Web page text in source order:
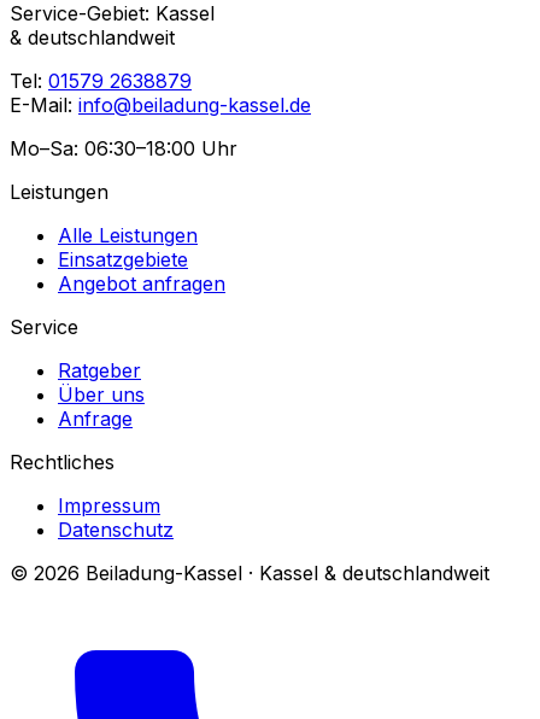
Service-Gebiet: Kassel
& deutschlandweit
Tel: 01579 2638879
E-Mail: info@beiladung-kassel.de
Mo–Sa: 06:30–18:00 Uhr
Leistungen
Alle Leistungen
Einsatzgebiete
Angebot anfragen
Service
Ratgeber
Über uns
Anfrage
Rechtliches
Impressum
Datenschutz
© 2026 Beiladung-Kassel · Kassel & deutschlandweit